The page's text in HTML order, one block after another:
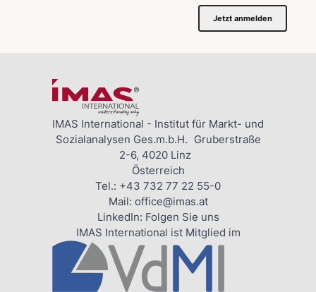
Jetzt anmelden
IMAS International - Institut für Markt- und
Sozialanalysen Ges.m.b.H. Gruberstraße
2-6, 4020 Linz
Österreich
Tel.: +43 732 77 22 55-0
Mail: office@imas.at
LinkedIn: Folgen Sie uns
IMAS International ist Mitglied im